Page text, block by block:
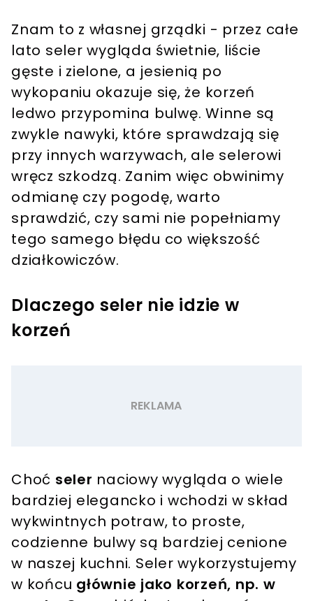
Znam to z własnej grządki - przez całe
lato seler wygląda świetnie, liście
gęste i zielone, a jesienią po
wykopaniu okazuje się, że korzeń
ledwo przypomina bulwę. Winne są
zwykle nawyki, które sprawdzają się
przy innych warzywach, ale selerowi
wręcz szkodzą. Zanim więc obwinimy
odmianę czy pogodę, warto
sprawdzić, czy sami nie popełniamy
tego samego błędu co większość
działkowiczów.
Dlaczego seler nie idzie w
korzeń
Choć seler naciowy wygląda o wiele
bardziej elegancko i wchodzi w skład
wykwintnych potraw, to proste,
codzienne bulwy są bardziej cenione
w naszej kuchni. Seler wykorzystujemy
w końcu głównie jako korzeń, np. w